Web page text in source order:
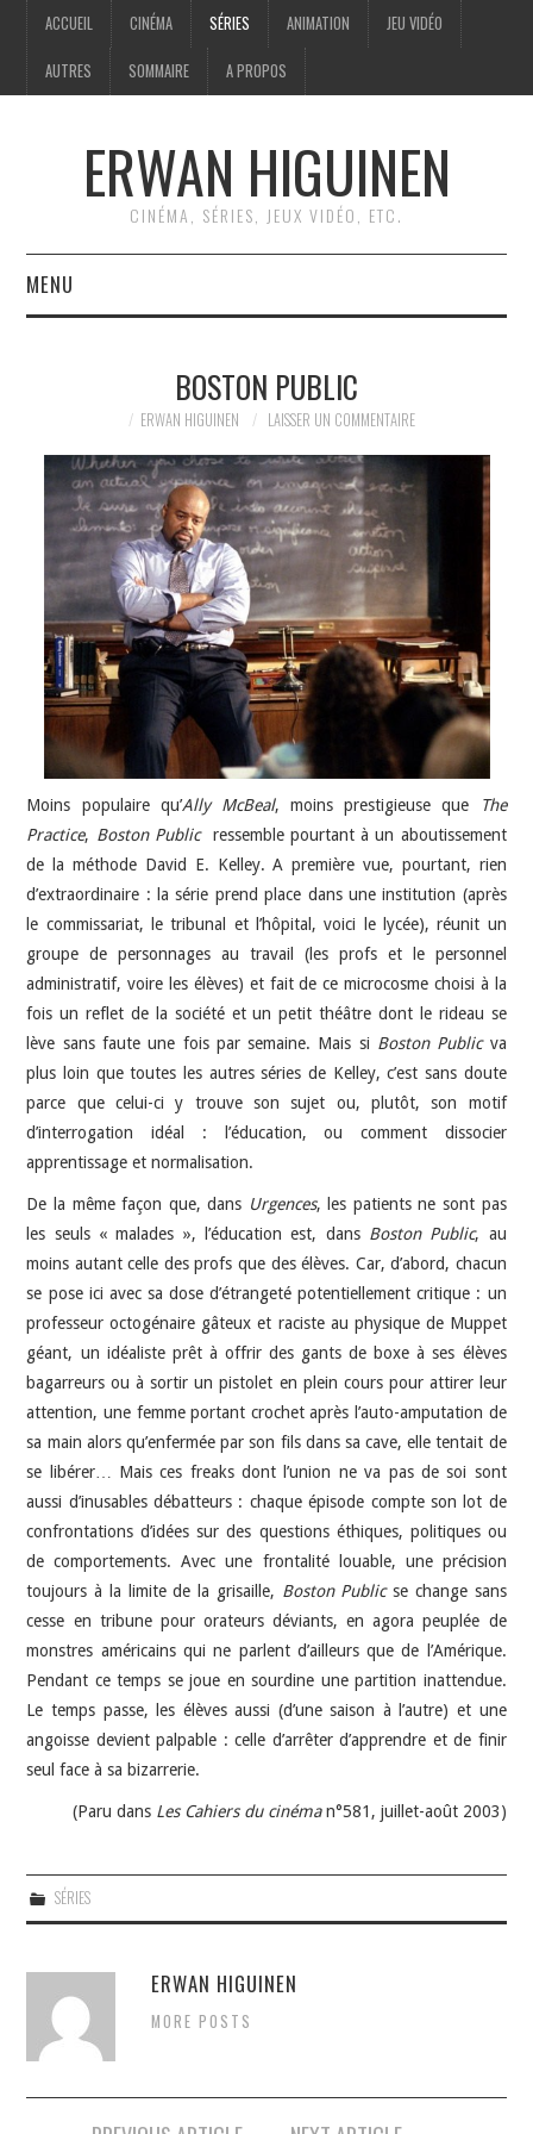
ACCUEIL CINÉMA SÉRIES ANIMATION JEU VIDÉO
AUTRES SOMMAIRE A PROPOS
ERWAN HIGUINEN
CINÉMA, SÉRIES, JEUX VIDÉO, ETC.
MENU
SÉRIES
ANIMATION
JEU VIDÉO
AUTRES
SOMMAIRE
A PROPOS
BOSTON PUBLIC
ERWAN HIGUINEN LAISSER UN COMMENTAIRE
Moins populaire qu’Ally McBeal, moins prestigieuse que
The
Practice, Boston Publicressemble pourtant à un aboutissement
de la méthode David E. Kelley. A première vue, pourtant, rien
d’extraordinaire : la série prend place dans une institution (après
le commissariat, le tribunal et l’hôpital, voici le lycée), réunit un
groupe de personnages au travail (les profs et le personnel
administratif, voire les élèves) et fait de ce microcosme choisi à la
fois un reflet de la société et un petit théâtre dont le rideau se
lève sans faute une fois par semaine. Mais si Boston Publicva
plus loin que toutes les autres séries de Kelley, c’est sans doute
parce que celui-ci y trouve son sujet ou, plutôt, son motif
d’interrogation idéal : l’éducation, ou comment dissocier
apprentissage et normalisation.
De la même façon que, dans Urgences, les patients ne sont pas
les seuls « malades », l’éducation est, dans Boston Public, au
moins autant celle des profs que des élèves. Car, d’abord, chacun
se pose ici avec sa dose d’étrangeté potentiellement critique : un
professeur octogénaire gâteux et raciste au physique de Muppet
géant, un idéaliste prêt à offrir des gants de boxe à ses élèves
bagarreurs ou à sortir un pistolet en plein cours pour attirer leur
attention, une femme portant crochet après l’auto-amputation de
sa main alors qu’enfermée par son fils dans sa cave, elle tentait de
se libérer… Mais ces freaks dont l’union ne va pas de soi sont
aussi d’inusables débatteurs : chaque épisode compte son lot de
confrontations d’idées sur des questions éthiques, politiques ou
de comportements. Avec une frontalité louable, une précision
toujours à la limite de la grisaille, Boston Publicse change sans
cesse en tribune pour orateurs déviants, en agora peuplée de
monstres américains qui ne parlent d’ailleurs que de l’Amérique.
Pendant ce temps se joue en sourdine une partition inattendue.
Le temps passe, les élèves aussi (d’une saison à l’autre) et une
angoisse devient palpable : celle d’arrêter d’apprendre et de finir
seul face à sa bizarrerie.
(Paru dans Les Cahiers du cinéman°581, juillet-août 2003)
SÉRIES
ERWAN HIGUINEN
MORE POSTS